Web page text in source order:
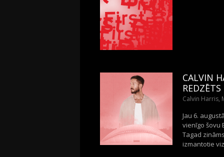
CALVIN
REDZĒTS
Calvin Harris,
Jau 6.
vienīgo šovu
Tagad
izmantotie